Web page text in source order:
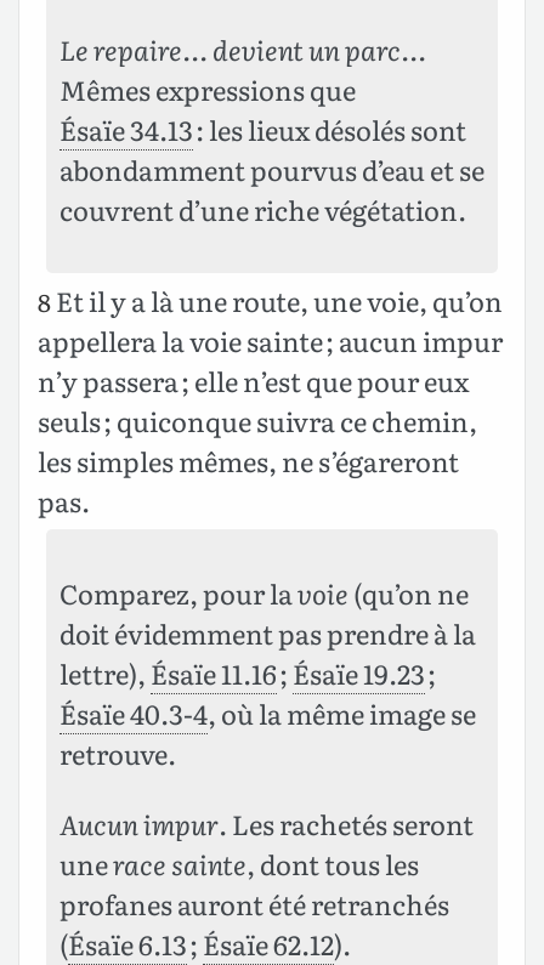
Le repaire… devient un parc…
Mêmes expressions que
Ésaïe 34.13: les lieux désolés sont
abondamment pourvus d’eau et se
couvrent d’une riche végétation.
8Et il y a là une route, une voie, qu’on
appellera la voie sainte ; aucun impur
n’y passera ; elle n’est que pour eux
seuls ; quiconque suivra ce chemin,
les simples mêmes, ne s’égareront
pas.
Comparez, pour lavoie(qu’on ne
doit évidemment pas prendre à la
lettre),Ésaïe 11.16;Ésaïe 19.23;
Ésaïe 40.3-4, où la même image se
retrouve.
Aucun impur. Les rachetés seront
unerace sainte, dont tous les
profanes auront été retranchés
(Ésaïe 6.13;Ésaïe 62.12).